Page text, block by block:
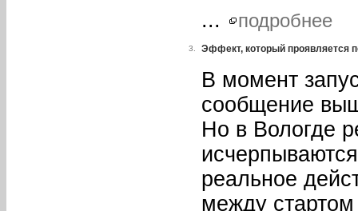
...
подробнее
3. Эффект, который проявляется
В момент
сообщение
Но в Вологде
реальное
между